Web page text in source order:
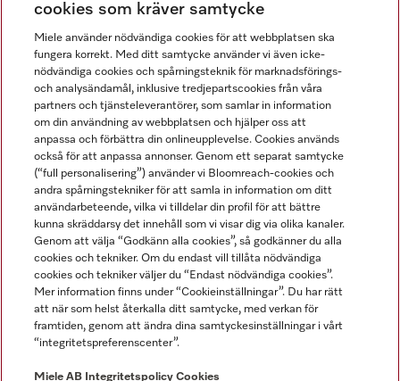
Miele AB
Allmänna villkor
Användarvillkor
Miele tillgänglighetsförklaring
Lagen om digitala tjänster
Miele på LinkedIn
Miele på Facebook
Miele på Instagram
Miele på Youtube
cookies som kräver samtycke
Miele använder nödvändiga cookies för att webbplatsen ska
fungera korrekt. Med ditt samtycke använder vi även icke-
nödvändiga cookies och spårningsteknik för marknadsförings-
och analysändamål, inklusive tredjepartscookies från våra
partners och tjänsteleverantörer, som samlar in information
om din användning av webbplatsen och hjälper oss att
anpassa och förbättra din onlineupplevelse. Cookies används
också för att anpassa annonser. Genom ett separat samtycke
(“full personalisering”) använder vi Bloomreach-cookies och
andra spårningstekniker för att samla in information om ditt
användarbeteende, vilka vi tilldelar din profil för att bättre
kunna skräddarsy det innehåll som vi visar dig via olika kanaler.
Genom att välja “Godkänn alla cookies”, så godkänner du alla
cookies och tekniker. Om du endast vill tillåta nödvändiga
cookies och tekniker väljer du “Endast nödvändiga cookies”.
Mer information finns under “Cookieinställningar”. Du har rätt
att när som helst återkalla ditt samtycke, med verkan för
framtiden, genom att ändra dina samtyckesinställningar i vårt
“integritetspreferenscenter”.
Miele AB Integritetspolicy Cookies